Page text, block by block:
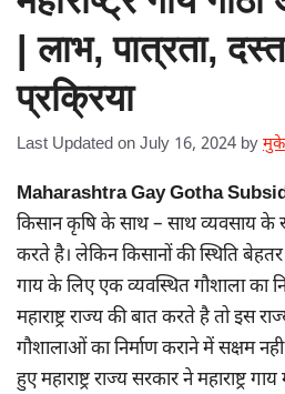
| लाभ, पात्रता,
प्रक्रिया
Last Updated on July 16, 2024 by
Maharashtra Gay Gotha
किसान कृषि के साथ – साथ व्यवसाय
करते है। लेकिन किसानों की स्थिति
गाय के लिए एक व्यवस्थित गौशाला का
महाराष्ट्र राज्य की बात करते है तो इस
गौशालाओं का निर्माण कराने में सक्षम
हुए महाराष्ट्र राज्य सरकार ने महाराष्ट्र